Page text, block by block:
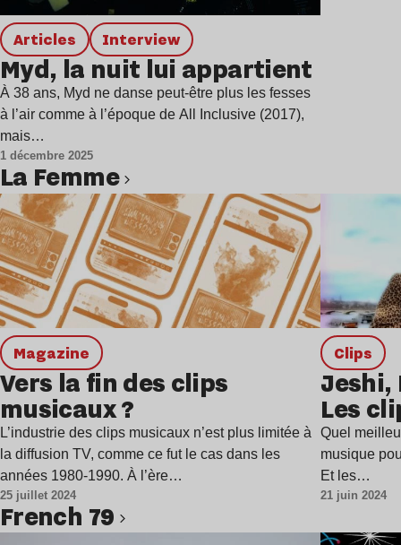
Articles interview
Myd, la nuit lui appartient
À 38 ans, Myd ne danse peut-être plus les fesses
à l’air comme à l’époque de All Inclusive (2017),
mais…
1 décembre 2025
La Femme
magazine
Vers la fin des clips
musicaux ?
L’industrie des clips musicaux n’est plus limitée à
la diffusion TV, comme ce fut le cas dans les
années 1980-1990. À l’ère…
25 juillet 2024
clips
Jeshi,
Les
Quel
musique
Et les…
21 juin 2024
Lire l’article
French 79